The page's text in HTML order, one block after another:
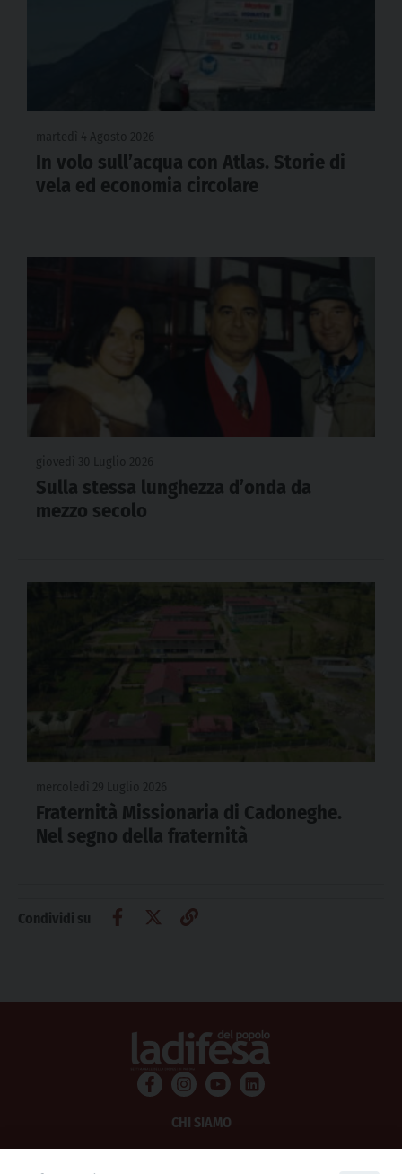
In volo sull’acqua con Atlas. Storie di
vela ed economia circolare
Sulla stessa lunghezza d’onda da
mezzo secolo
Fraternità Missionaria di Cadoneghe.
Nel segno della fraternità
Condividi su
CHI SIAMO